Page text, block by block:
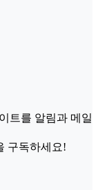
트를 알림과 메일
구독하세요!